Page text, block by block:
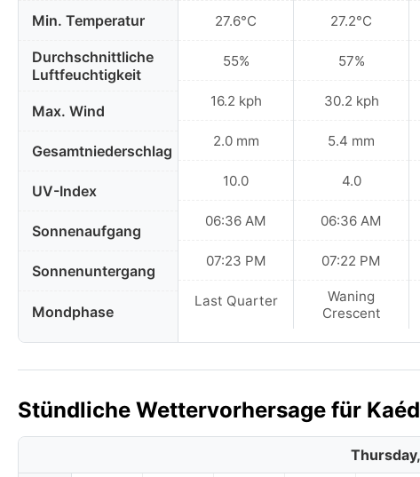
Min. Temperatur
Durchschnittliche
Luftfeuchtigkeit
Max. Wind
Gesamtniederschlag
UV-Index
Sonnenaufgang
Sonnenuntergang
Mondphase
27.6°C
55%
16.2 kph
2.0 mm
10.0
06:36 AM
07:23 PM
Last Quarter
27.2°C
57%
30.2 kph
5.4 mm
4.0
06:36 AM
07:22 PM
Waning
Crescent
Stündliche Wettervorhersage für